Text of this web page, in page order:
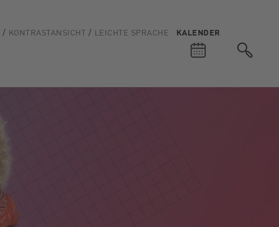
KONTRASTANSICHT LEICHTE SPRACHE KALENDER